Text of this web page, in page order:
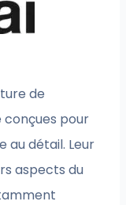
de
pour
au détail. Leur
aspects du